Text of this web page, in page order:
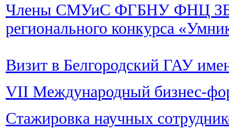
Члены СМУиС ФГБНУ ФНЦ ЗБК
регионального конкурса
Визит в Белгородский ГАУ
VII Международный бизнес-
Стажировка научных